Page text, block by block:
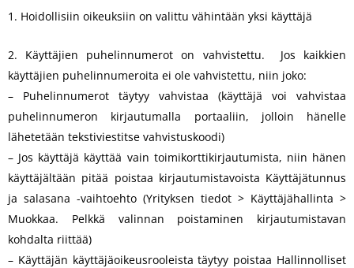
1. Hoidollisiin oikeuksiin on valittu vähintään yksi käyttäjä
2. Käyttäjien puhelinnumerot on vahvistettu. Jos kaikkien
käyttäjien puhelinnumeroita ei ole vahvistettu, niin joko:
– Puhelinnumerot täytyy vahvistaa (käyttäjä voi vahvistaa
puhelinnumeron kirjautumalla portaaliin, jolloin hänelle
lähetetään tekstiviestitse vahvistuskoodi)
– Jos käyttäjä käyttää vain toimikorttikirjautumista, niin hänen
käyttäjältään pitää poistaa kirjautumistavoista Käyttäjätunnus
ja salasana -vaihtoehto (Yrityksen tiedot > Käyttäjähallinta >
Muokkaa. Pelkkä valinnan poistaminen kirjautumistavan
kohdalta riittää)
– Käyttäjän käyttäjäoikeusrooleista täytyy poistaa Hallinnolliset